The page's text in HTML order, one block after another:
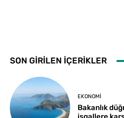
SON GİRİLEN İÇERİKLER
EKONOMI
Bakanlık